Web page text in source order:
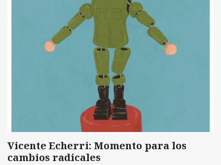
Vicente Echerri: Momento para los
cambios radicales